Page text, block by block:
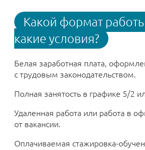
Какой формат
какие условия?
Белая заработная плата,
с трудовым законодательством.
Полная занятость в графике 5/2
Удаленная работа или работа в
от вакансии.
Оплачиваемая стажировка-